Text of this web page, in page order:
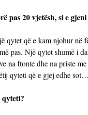
pas 20 vjetësh, si e
qytet që e kam njohur në
pas. Një qytet shumë i
na ftonte dhe na priste
qyteti që e gjej edhe sot…